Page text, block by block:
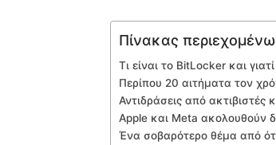
Πίνακας
Τι είναι το BitLocker και
Περίπου 20 αιτήματα τον
Αντιδράσεις από ακτιβιστές
Apple και Meta ακολουθούν
Ένα σοβαρότερο θέμα από